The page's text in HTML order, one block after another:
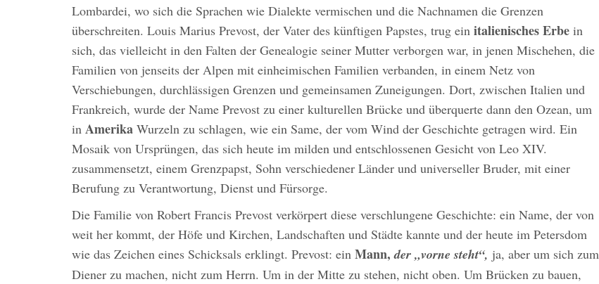
Lombardei, wo sich die Sprachen wie Dialekte vermischen und die Nachnamen die Grenzen
überschreiten. Louis Marius Prevost, der Vater des künftigen Papstes, trug ein italienisches Erbe in
sich, das vielleicht in den Falten der Genealogie seiner Mutter verborgen war, in jenen Mischehen, die
Familien von jenseits der Alpen mit einheimischen Familien verbanden, in einem Netz von
Verschiebungen, durchlässigen Grenzen und gemeinsamen Zuneigungen. Dort, zwischen Italien und
Frankreich, wurde der Name Prevost zu einer kulturellen Brücke und überquerte dann den Ozean, um
in Amerika Wurzeln zu schlagen, wie ein Same, der vom Wind der Geschichte getragen wird. Ein
Mosaik von Ursprüngen, das sich heute im milden und entschlossenen Gesicht von Leo XIV.
zusammensetzt, einem Grenzpapst, Sohn verschiedener Länder und universeller Bruder, mit einer
Berufung zu Verantwortung, Dienst und Fürsorge.
Die Familie von Robert Francis Prevost verkörpert diese verschlungene Geschichte: ein Name, der von
weit her kommt, der Höfe und Kirchen, Landschaften und Städte kannte und der heute im Petersdom
wie das Zeichen eines Schicksals erklingt. Prevost: ein Mann,der „vorne steht“, ja, aber um sich zum
Diener zu machen, nicht zum Herrn. Um in der Mitte zu stehen, nicht oben. Um Brücken zu bauen,